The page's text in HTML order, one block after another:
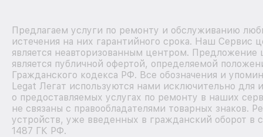
Предлагаем услуги по ремонту и обслуживанию
истечения на них гарантийного срока. Наш Сервис
является неавторизованным центром. Предложение
является публичной офертой, определяемой
Гражданского кодекса РФ. Все обозначения и
Legat Легат используются нами исключительно для
о предоставляемых услугах по ремонту в наших
не связаны с правообладателями товарных знаков.
устройств, уже введенных в гражданский оборот в
1487 ГК РФ.